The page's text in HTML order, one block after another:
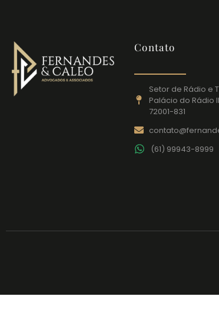
Contato
Setor de Rádio e
Palácio do Rádio
72001-831
(61) 99943-8999